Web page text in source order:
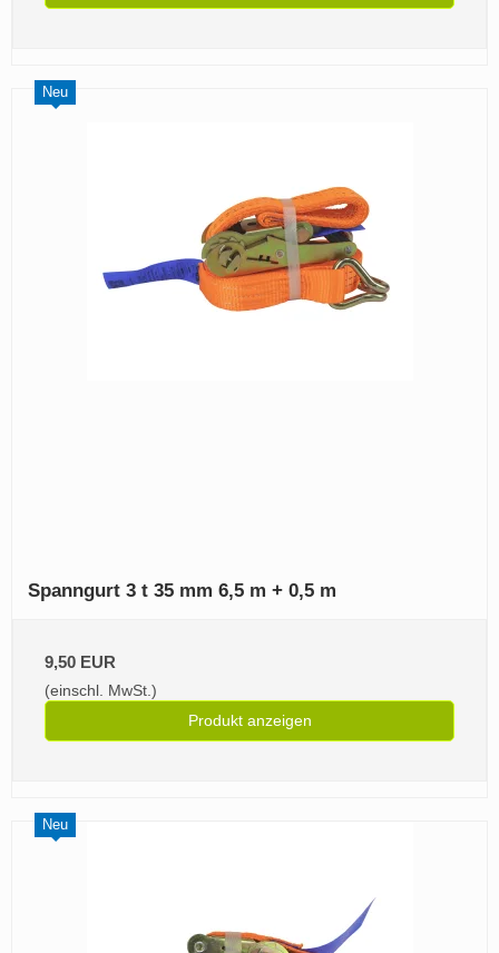
Neu
Spanngurt 3 t 35 mm 6,5 m + 0,5 m
9,50 EUR
(einschl. MwSt.)
Produkt anzeigen
Neu